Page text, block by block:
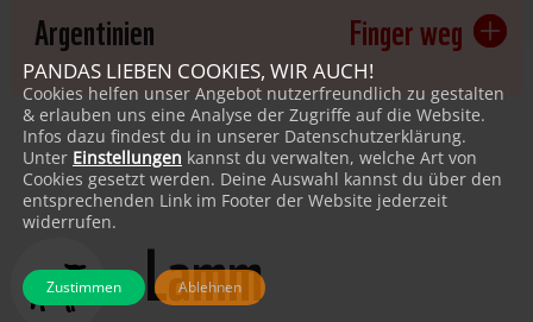
Argentinien
Finger weg
Lamm
PANDAS LIEBEN COOKIES, WIR AUCH!
Cookies helfen unser Angebot nutzerfreundlich zu gestalten
& erlauben uns eine Analyse der Zugriffe auf die Website.
Infos dazu findest du in unserer Datenschutzerklärung.
Unter Einstellungen kannst du verwalten, welche Art von
Cookies gesetzt werden. Deine Auswahl kannst du über den
entsprechenden Link im Footer der Website jederzeit
widerrufen.
Zustimmen Ablehnen